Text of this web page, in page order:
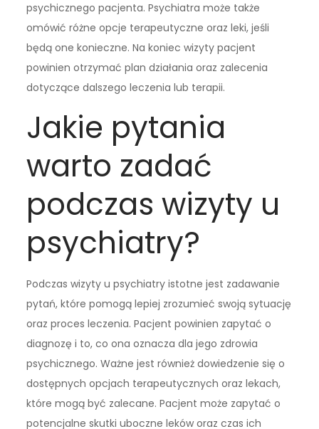
psychicznego pacjenta. Psychiatra może także
omówić różne opcje terapeutyczne oraz leki, jeśli
będą one konieczne. Na koniec wizyty pacjent
powinien otrzymać plan działania oraz zalecenia
dotyczące dalszego leczenia lub terapii.
Jakie pytania
warto zadać
podczas wizyty u
psychiatry?
Podczas wizyty u psychiatry istotne jest zadawanie
pytań, które pomogą lepiej zrozumieć swoją sytuację
oraz proces leczenia. Pacjent powinien zapytać o
diagnozę i to, co ona oznacza dla jego zdrowia
psychicznego. Ważne jest również dowiedzenie się o
dostępnych opcjach terapeutycznych oraz lekach,
które mogą być zalecane. Pacjent może zapytać o
potencjalne skutki uboczne leków oraz czas ich